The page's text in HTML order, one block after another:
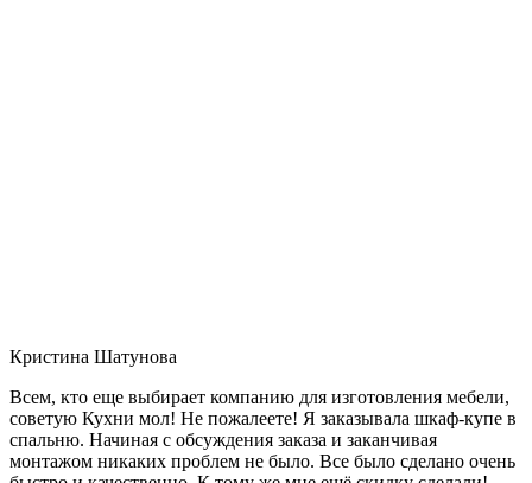
Кристина Шатунова
Всем, кто еще выбирает компанию для изготовления мебели,
советую Кухни мол! Не пожалеете! Я заказывала шкаф-купе в
спальню. Начиная с обсуждения заказа и заканчивая
монтажом никаких проблем не было. Все было сделано очень